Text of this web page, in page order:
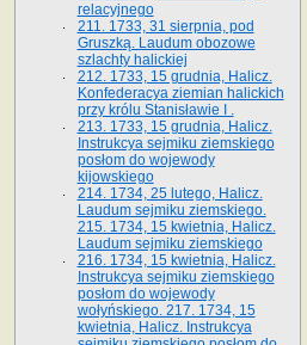
relacyjnego
211. 1733, 31 sierpnia, pod
Gruszką. Laudum obozowe
szlachty halickiej
212. 1733, 15 grudnia, Halicz.
Konfederacya ziemian halickich
przy królu Stanisławie I .
213. 1733, 15 grudnia, Halicz.
Instrukcya sejmiku ziemskiego
posłom do wojewody
kijowskiego
214. 1734, 25 lutego, Halicz.
Laudum sejmiku ziemskiego.
215. 1734, 15 kwietnia, Halicz.
Laudum sejmiku ziemskiego
216. 1734, 15 kwietnia, Halicz.
Instrukcya sejmiku ziemskiego
posłom do wojewody
wołyńskiego. 217. 1734, 15
kwietnia, Halicz. Instrukcya